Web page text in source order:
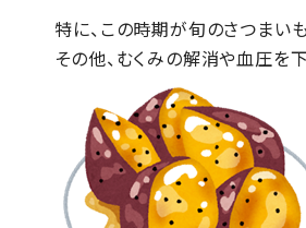
特に、この時期が旬のさつまい
その他、むくみの解消や血圧を